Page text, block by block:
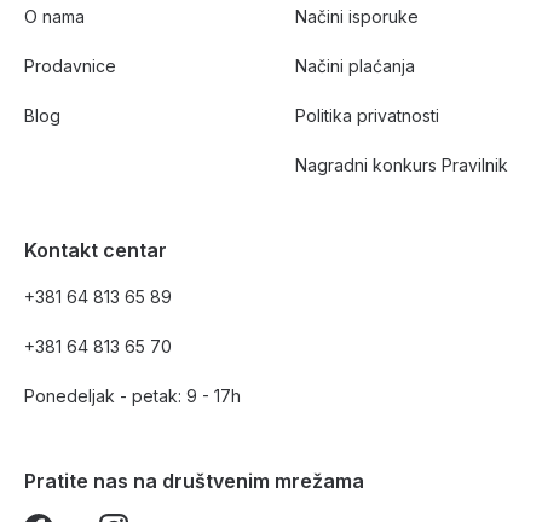
O nama
Prodavnice
Blog
Načini isporuke
Načini plaćanja
Politika privatnosti
Nagradni konkurs Pravilnik
Kontakt centar
+381 64 813 65 89
+381 64 813 65 70
Ponedeljak - petak: 9 - 17h
Pratite nas na društvenim mrežama